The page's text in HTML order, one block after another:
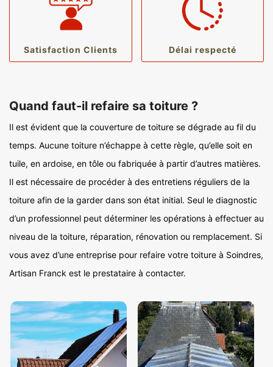
Satisfaction Clients Délai respecté
Quand faut-il refaire sa toiture ?
Il est évident que la couverture de toiture se dégrade au fil du
temps. Aucune toiture n’échappe à cette règle, qu’elle soit en
tuile, en ardoise, en tôle ou fabriquée à partir d’autres matières.
Il est nécessaire de procéder à des entretiens réguliers de la
toiture afin de la garder dans son état initial. Seul le diagnostic
d’un professionnel peut déterminer les opérations à effectuer au
niveau de la toiture, réparation, rénovation ou remplacement. Si
vous avez d’une entreprise pour refaire votre toiture à Soindres,
Artisan Franck est le prestataire à contacter.